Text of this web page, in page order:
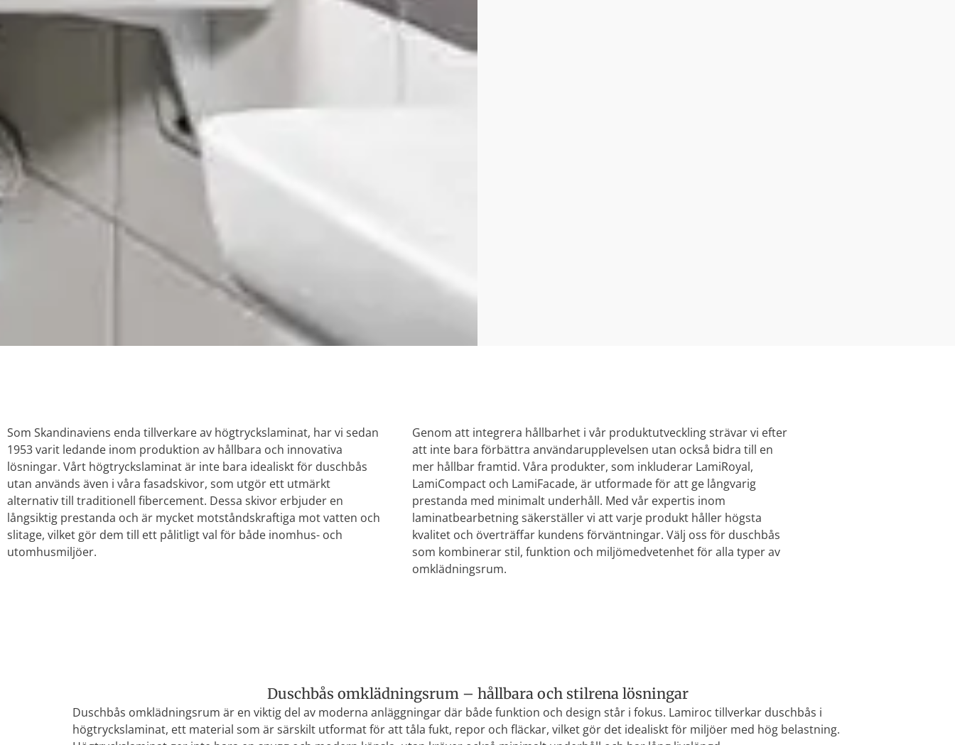
Som Skandinaviens enda tillverkare av högtryckslaminat, har vi sedan
1953 varit ledande inom produktion av hållbara och innovativa
lösningar. Vårt högtryckslaminat är inte bara idealiskt för duschbås
utan används även i våra fasadskivor, som utgör ett utmärkt
alternativ till traditionell fibercement. Dessa skivor erbjuder en
långsiktig prestanda och är mycket motståndskraftiga mot vatten och
slitage, vilket gör dem till ett pålitligt val för både inomhus- och
utomhusmiljöer.
Genom att integrera hållbarhet i vår produktutveckling strävar vi efter
att inte bara förbättra användarupplevelsen utan också bidra till en
mer hållbar framtid. Våra produkter, som inkluderar LamiRoyal,
LamiCompact och LamiFacade, är utformade för att ge långvarig
prestanda med minimalt underhåll. Med vår expertis inom
laminatbearbetning säkerställer vi att varje produkt håller högsta
kvalitet och överträffar kundens förväntningar. Välj oss för duschbås
som kombinerar stil, funktion och miljömedvetenhet för alla typer av
omklädningsrum.
Duschbås omklädningsrum – hållbara och stilrena lösningar
Duschbås omklädningsrum är en viktig del av moderna anläggningar där både funktion och design står i fokus. Lamiroc tillverkar duschbås i
högtryckslaminat, ett material som är särskilt utformat för att tåla fukt, repor och fläckar, vilket gör det idealiskt för miljöer med hög belastning.